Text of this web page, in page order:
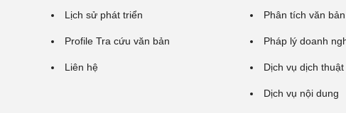
Lịch sử phát triển
Profile Tra cứu văn bản
Liên hệ
Phân tích văn bản
Pháp lý doanh
Dịch vụ dịch thuật
Dịch vụ nội dung